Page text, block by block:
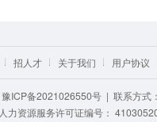
招人才 关于我们 用户协议
豫ICP备2021026550号| 联系方式
人力资源服务许可证编号：